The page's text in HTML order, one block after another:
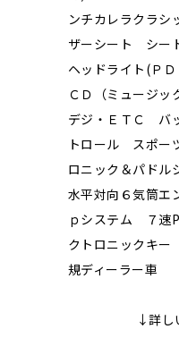
ンチカレラクラ
ザーシート シー
ヘッドライト(Ｐ
ＣＤ（ミュージッ
デジ・ＥＴＣ バ
トロール スポー
ロニック＆パド
水平対向６気筒
ｐシステム ７速
クトロニックキ
規ディーラー車
↓詳し